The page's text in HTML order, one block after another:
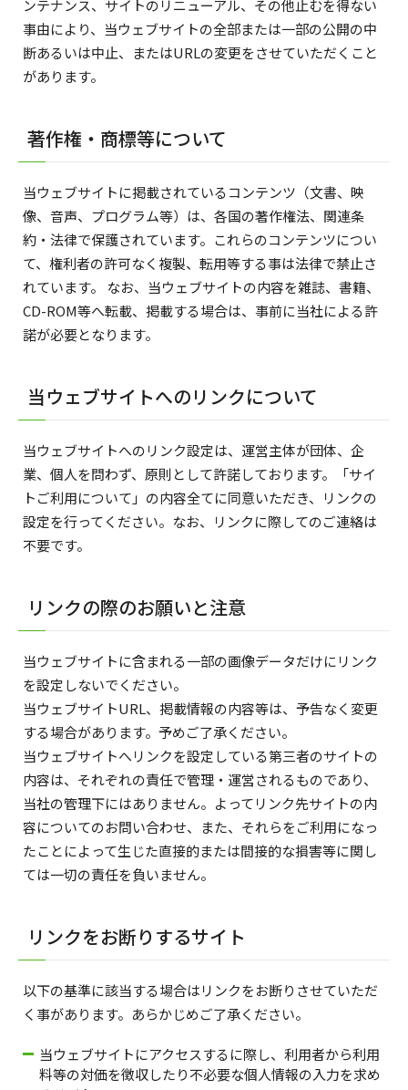
ンテナンス、サイトのリニューアル、その他止むを得ない
事由により、当ウェブサイトの全部または一部の公開の中
断あるいは中止、またはURLの変更をさせていただくこと
があります。
著作権・商標等について
当ウェブサイトに掲載されているコンテンツ（文書、映
像、音声、プログラム等）は、各国の著作権法、関連条
約・法律で保護されています。これらのコンテンツについ
て、権利者の許可なく複製、転用等する事は法律で禁止さ
れています。 なお、当ウェブサイトの内容を雑誌、書籍、
CD-ROM等へ転載、掲載する場合は、事前に当社による許
諾が必要となります。
当ウェブサイトへのリンクについて
当ウェブサイトへのリンク設定は、運営主体が団体、企
業、個人を問わず、原則として許諾しております。「サイ
トご利用について」の内容全てに同意いただき、リンクの
設定を行ってください。なお、リンクに際してのご連絡は
不要です。
リンクの際のお願いと注意
当ウェブサイトに含まれる一部の画像データだけにリンク
を設定しないでください。
当ウェブサイトURL、掲載情報の内容等は、予告なく変更
する場合があります。予めご了承ください。
当ウェブサイトへリンクを設定している第三者のサイトの
内容は、それぞれの責任で管理・運営されるものであり、
当社の管理下にはありません。よってリンク先サイトの内
容についてのお問い合わせ、また、それらをご利用になっ
たことによって生じた直接的または間接的な損害等に関し
ては一切の責任を負いません。
リンクをお断りするサイト
以下の基準に該当する場合はリンクをお断りさせていただ
く事があります。あらかじめご了承ください。
当ウェブサイトにアクセスするに際し、利用者から利用
料等の対価を徴収したり不必要な個人情報の入力を求め